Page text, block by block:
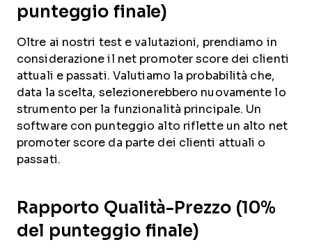
punteggio finale)
Oltre ai nostri test e valutazioni, prendiamo in
considerazione il net promoter score dei clienti
attuali e passati. Valutiamo la probabilità che,
data la scelta, selezionerebbero nuovamente lo
strumento per la funzionalità principale. Un
software con punteggio alto riflette un alto net
promoter score da parte dei clienti attuali o
passati.
Rapporto Qualità-Prezzo (10%
del punteggio finale)